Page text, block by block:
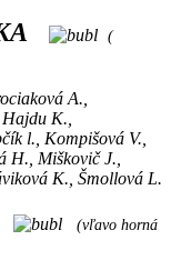
(
A.,
K.,
l., Kompišová V.,
H., Miškovič J.,
K., Šmollová L.
(vľavo horná